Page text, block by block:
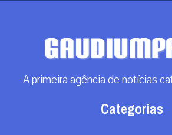
A primeira agência de notícias
Categorias